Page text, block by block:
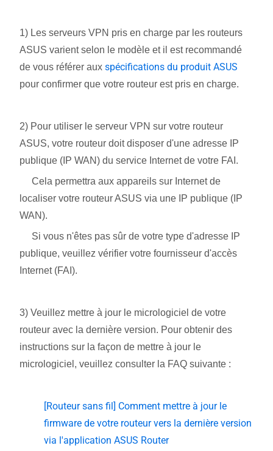
1) Les serveurs VPN pris en charge par les routeurs
ASUS varient selon le modèle et il est recommandé
de vous référer aux spécifications du produit ASUS
pour confirmer que votre routeur est pris en charge.
2) Pour utiliser le serveur VPN sur votre routeur
ASUS, votre routeur doit disposer d'une adresse IP
publique (IP WAN) du service Internet de votre FAI.
Cela permettra aux appareils sur Internet de
localiser votre routeur ASUS via une IP publique (IP
WAN).
Si vous n'êtes pas sûr de votre type d'adresse IP
publique, veuillez vérifier votre fournisseur d'accès
Internet (FAI).
3) Veuillez mettre à jour le micrologiciel de votre
routeur avec la dernière version. Pour obtenir des
instructions sur la façon de mettre à jour le
micrologiciel, veuillez consulter la FAQ suivante :
[Routeur sans fil] Comment mettre à jour le
firmware de votre routeur vers la dernière version
via l'application ASUS Router